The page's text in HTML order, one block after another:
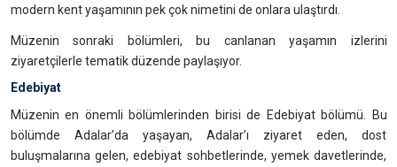
modern kent yaşamının pek çok nimetini de onlara ulaştırdı.
Müzenin sonraki bölümleri, bu canlanan yaşamın izlerini
ziyaretçilerle tematik düzende paylaşıyor.
Edebiyat
Müzenin en önemli bölümlerinden birisi de Edebiyat bölümü. Bu
bölümde Adalar’da yaşayan, Adalar’ı ziyaret eden, dost
buluşmalarına gelen, edebiyat sohbetlerinde, yemek davetlerinde,